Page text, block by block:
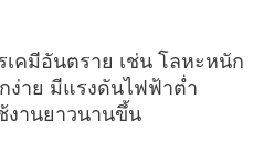
คมีอันตราย เช่น โลหะหนัก
ง่าย มีแรงดันไฟฟ้าต่ำ
งานยาวนานขึ้น